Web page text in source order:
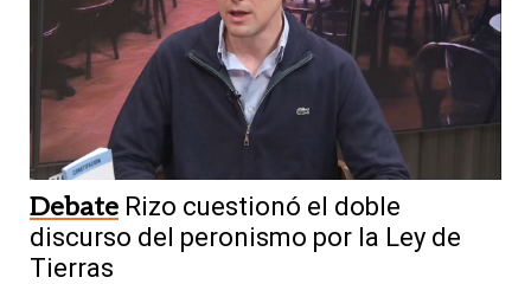
Debate Rizo cuestionó el doble
discurso del peronismo por la Ley de
Tierras